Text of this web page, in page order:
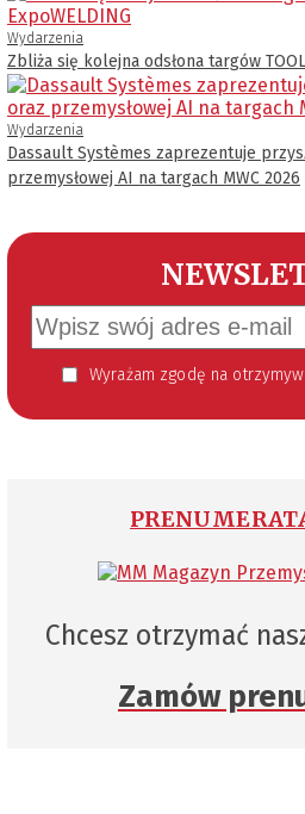
Wydarzenia
Zbliża się kolejna odsłona targów
Wydarzenia
Dassault Systèmes zaprezentuje
przemysłowej AI na targach MWC 2026
Wyrażam zgodę na otrzymywanie informacji handlowej kierowanej do mnie za pomocą środków komunikacji elektronicznej w szczególności poczty elektronicznej zgodnie z przepisem art. 10 ust 2 ustawy z dnia 18 lipca 2002 roku o świadczeniu usług drogą elektroniczną (Dz. U. 144 z 2002 r. poz.
Chcesz otrzymać
Zamów